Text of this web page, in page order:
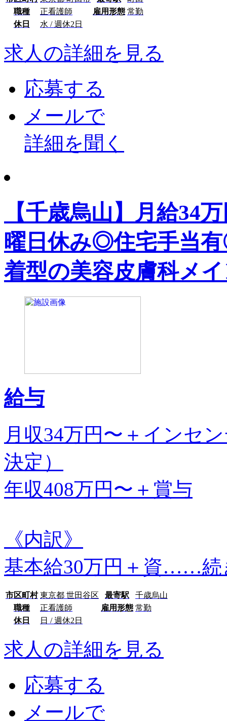
職種
正看護師 雇用形態 常勤
休日
水 / 週休2日
求人の詳細を見る
応募する
メールで
詳細を聞く
【千歳烏山】月給34
曜日休み◎住宅手当
着型の美容皮膚科メ
給与
月収34万円〜＋インセ
決定）
年収408万円〜＋賞与
《内訳》
基本給30万円＋資……続
市区町村 東京都 世田谷区 最寄駅
千歳烏山
職種
正看護師 雇用形態 常勤
休日
日 / 週休2日
求人の詳細を見る
応募する
メールで